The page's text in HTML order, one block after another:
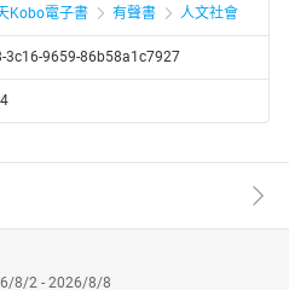
Kobo電子書 有聲書 人文社會
3c16-9659-86b58a1c7927
8/2 - 2026/8/8